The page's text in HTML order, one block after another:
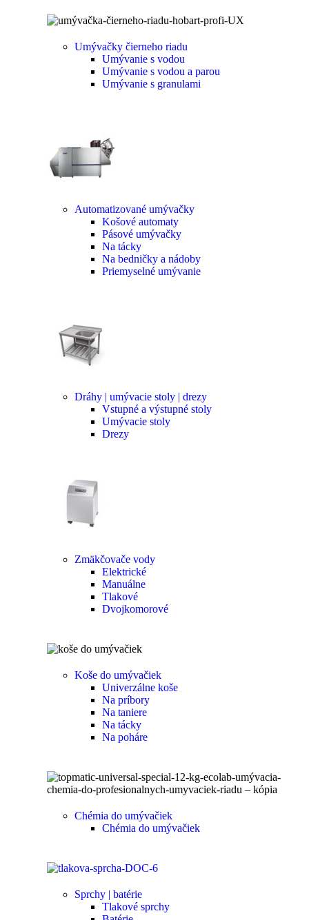
Umývačky čierneho riadu
Umývanie s vodou
Umývanie s vodou a parou
Umývanie s granulami
Automatizované umývačky
Košové automaty
Pásové umývačky
Na tácky
Na bedničky a nádoby
Priemyselné umývanie
Dráhy | umývacie stoly | drezy
Vstupné a výstupné stoly
Umývacie stoly
Drezy
Zmäkčovače vody
Elektrické
Manuálne
Tlakové
Dvojkomorové
Koše do umývačiek
Univerzálne koše
Na príbory
Na taniere
Na tácky
Na poháre
Chémia do umývačiek
Chémia do umývačiek
Sprchy | batérie
Tlakové sprchy